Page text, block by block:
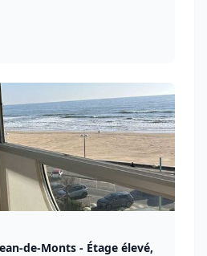
de-Monts - Étage élevé,